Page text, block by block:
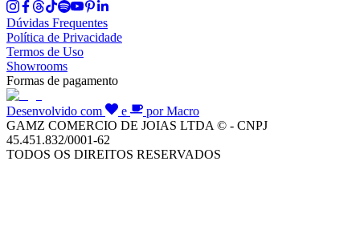
Dúvidas Frequentes
Política de Privacidade
Termos de Uso
Showrooms
Formas de pagamento
Desenvolvido com e
por Macro
GAMZ COMERCIO DE JOIAS LTDA © - CNPJ
45.451.832/0001-62
TODOS OS DIREITOS RESERVADOS